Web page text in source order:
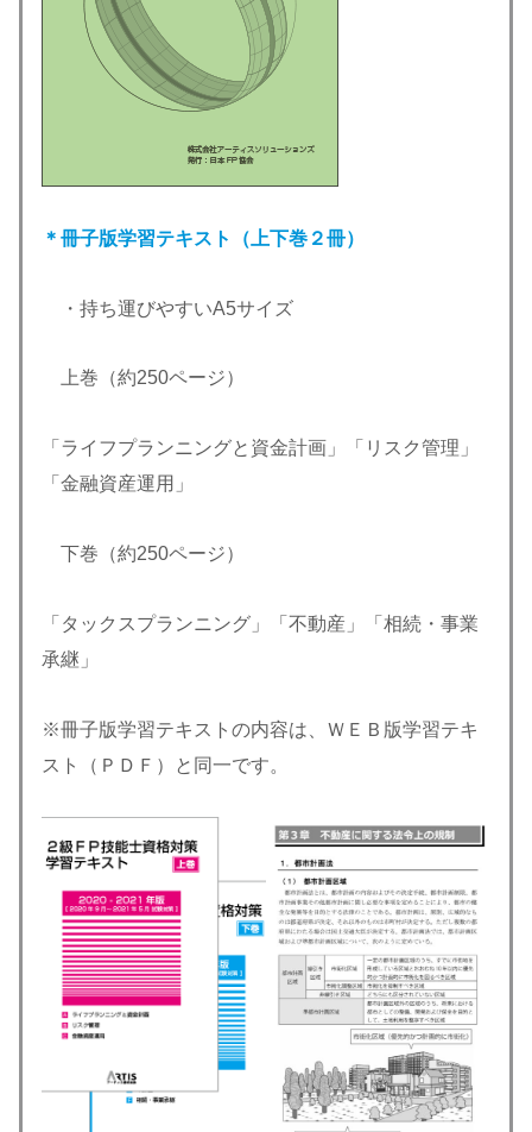
＊冊子版学習テキスト（上下巻２冊）
・持ち運びやすいA5サイズ
上巻（約250ページ）
「ライフプランニングと資金計画」「リスク管理」
「金融資産運用」
下巻（約250ページ）
「タックスプランニング」「不動産」「相続・事業
承継」
※冊子版学習テキストの内容は、ＷＥＢ版学習テキ
スト（ＰＤＦ）と同一です。